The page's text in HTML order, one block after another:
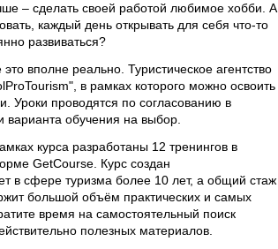
– сделать своей работой любимое хобби. А
каждый день открывать для себя что-то
развиваться?
вполне реально. Туристическое агентство
в рамках которого можно освоить
Уроки проводятся по согласованию в
варианта обучения на выбор.
курса разработаны 12 тренингов в
GetCourse. Курс создан
в сфере туризма более 10 лет, а общий стаж
большой объём практических и самых
время на самостоятельный поиск
полезных материалов.